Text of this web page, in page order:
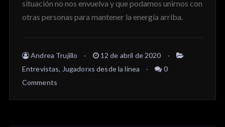
situación no nos envuelva y que podamos unirnos con
otras personas para mantener la energía arriba.
Andrea Trujillo
12 de abril de 2020
Entrevistas, Jugadorxs desde la línea
0
Comments